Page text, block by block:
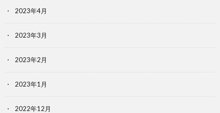
2023年4月
2023年3月
2023年2月
2023年1月
2022年12月